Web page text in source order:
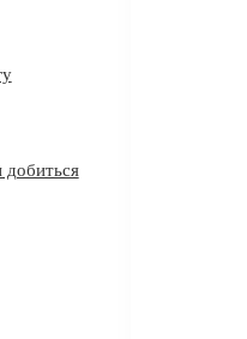
добиться